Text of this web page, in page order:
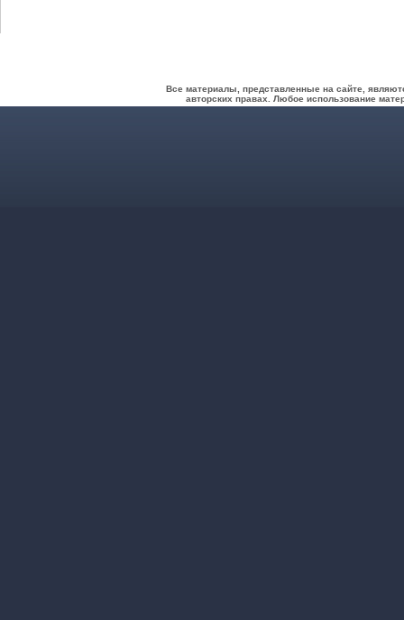
Все материалы, представленные на сайте,
авторских правах. Любое использование